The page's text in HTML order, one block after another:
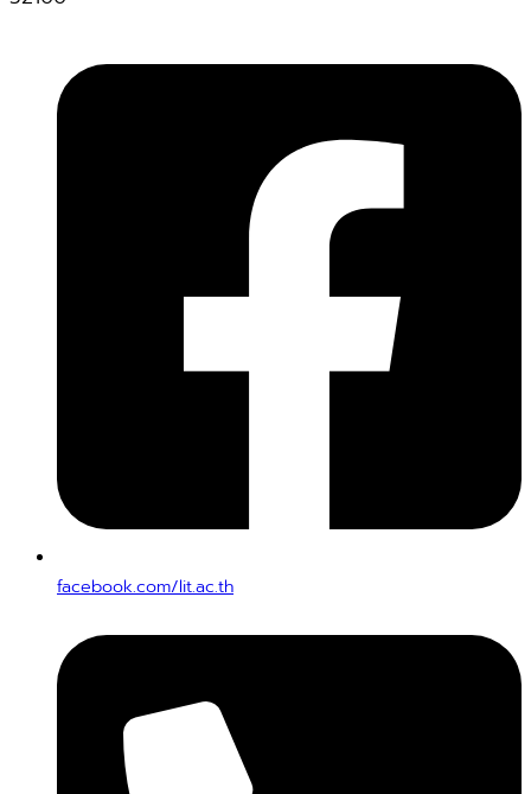
facebook.com/lit.ac.th